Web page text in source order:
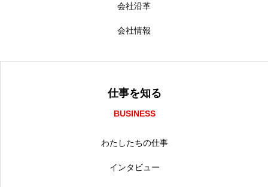
会社沿革
会社情報
仕事を知る
BUSINESS
わたしたちの仕事
インタビュー